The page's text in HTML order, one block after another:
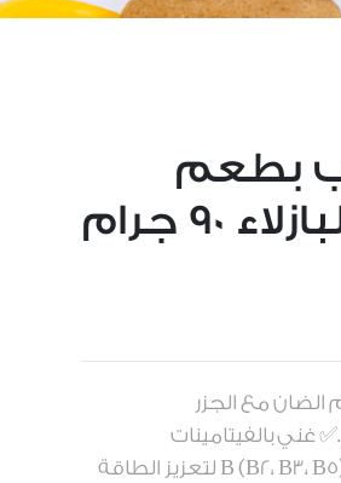
بطعم
جرام
: اللحم الضان مع الجزر
غني بالفيتامينات
الأساسية:فيتامين A لدعم النظرمجموعة فيتامينات B (B2، B3، B5) لتعزيز الطاقة